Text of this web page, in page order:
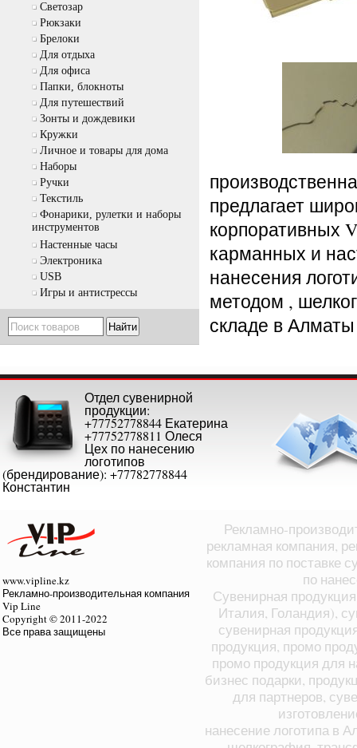
Светозар
Рюкзаки
Брелоки
Для отдыха
Для офиса
Папки, блокноты
Для путешествий
Зонты и дождевики
Кружки
Личное и товары для дома
Наборы
Ручки
Текстиль
Фонарики, рулетки и наборы
инструментов
Настенные часы
Электроника
USB
Игры и антистрессы
предлагает
корпоративных
карманных и
нанесения
методом ,
складе в Алматы
Отдел сувенирной
продукции:
+77752778844 Екатерина
+77752778811 Олеся
Цех по нанесению
логотипов
(брендирование): +77782778844
Константин
www.vipline.kz
Рекламно-производительная компания
Vip Line
Copyright © 2011-2022
Все права защищены
Рекламно-
рекламная компания,
компания по поставке
по
Сувенирная
Италия, Голандия),
сувенирная
продукция, промо
промо продукция для
бизнес подарки,
для партнеров,
нанесение логотипа в